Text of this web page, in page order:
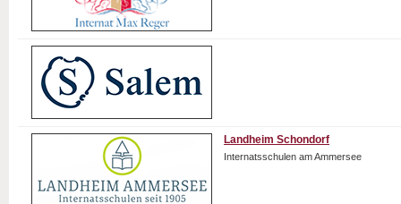
Landheim Schondorf
Internatsschulen am Ammersee